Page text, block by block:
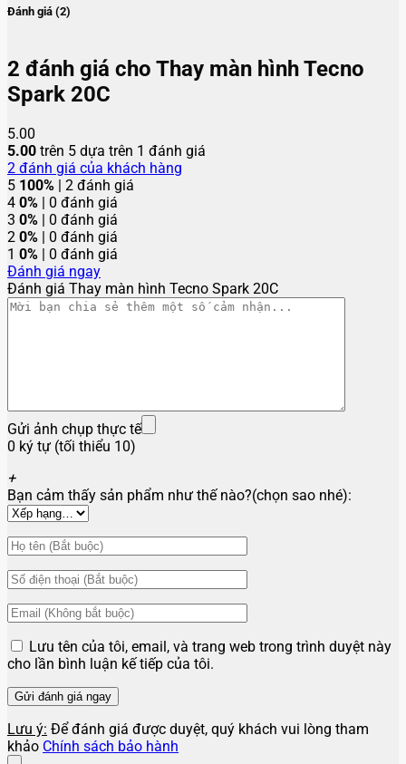
Đánh giá (2)
2 đánh giá cho Thay màn hình Tecno
Spark 20C
5.00
5.00 trên 5 dựa trên 1 đánh giá
2 đánh giá của khách hàng
5 100% | 2 đánh giá
4 0% | 0 đánh giá
3 0% | 0 đánh giá
2 0% | 0 đánh giá
1 0% | 0 đánh giá
Đánh giá ngay
Đánh giá Thay màn hình Tecno Spark 20C
Gửi ảnh chụp thực tế
0 ký tự (tối thiểu 10)
+
Bạn cảm thấy sản phẩm như thế nào?(chọn sao nhé):
Lưu tên của tôi, email, và trang web trong trình duyệt này
cho lần bình luận kế tiếp của tôi.
Lưu ý: Để đánh giá được duyệt, quý khách vui lòng tham
khảo Chính sách bảo hành